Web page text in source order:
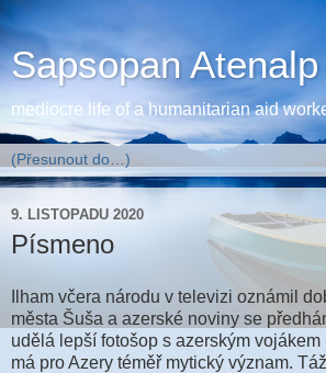
Sapsopan Atenalp
mediocre life of a humanitarian aid
9. LISTOPADU 2020
Písmeno
Ilham včera národu v televizi oznámil
města Šuša a azerské noviny se
udělá lepší fotošop s azerským vojákem
má pro Azery téměř mytický význam.